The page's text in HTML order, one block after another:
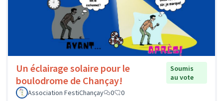
Un éclairage solaire pour le
boulodrome de Chançay!
Soumis
au vote
Association FestiChançay
0 0